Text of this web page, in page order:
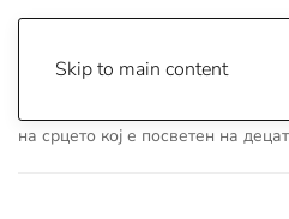
Skip to main content
на срцето кој е посветен на